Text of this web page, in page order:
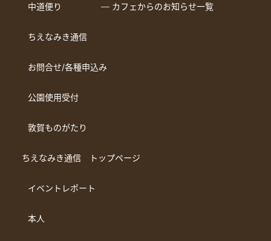
中道便り ― カフェからのお知らせ一覧
ちえなみき通信
お問合せ/各種申込み
公園使用受付
敦賀ものがたり
ちえなみき通信 トップページ
イベントレポート
本人